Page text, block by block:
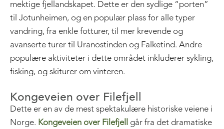
mektige fjellandskapet. Dette er den sydlige “porten”
til Jotunheimen, og en populær plass for alle typer
vandring, fra enkle fotturer, til mer krevende og
avanserte turer til Uranostinden og Falketind. Andre
populære aktiviteter i dette området inkluderer sykling,
fisking, og skiturer om vinteren.
Kongeveien over Filefjell
Dette er en av de mest spektakulære historiske veiene i
Norge. Kongeveien over Filefjell går fra det dramatiske